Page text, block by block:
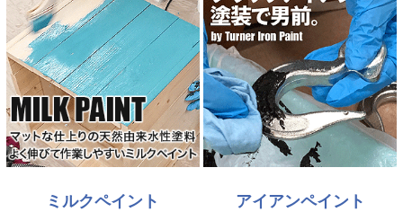
ミルクペイント アイアンペイント